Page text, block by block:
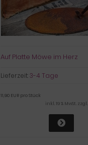
Auf Platte Möwe im Herz
Lieferzeit:3-4 Tage
11,90 EUR pro Stück
inkl. 19 % MwSt. zzgl.